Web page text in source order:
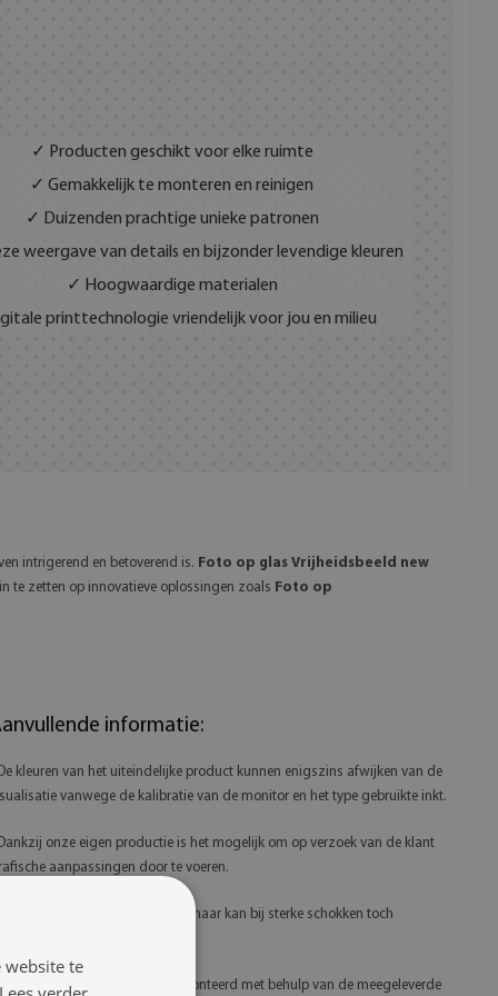
✓ Producten geschikt voor elke ruimte
✓ Gemakkelijk te monteren en reinigen
✓ Duizenden prachtige unieke patronen
weergave van details en bijzonder levendige kleuren
✓ Hoogwaardige materialen
printtechnologie vriendelijk voor jou en milieu
intrigerend en betoverend is. Foto op glas Vrijheidsbeeld new
te zetten op innovatieve oplossingen zoals Foto op
informatie:
kleuren van het uiteindelijke product kunnen enigszins afwijken van de
vanwege de kalibratie van de monitor en het type gebruikte inkt.
onze eigen productie is het mogelijk om op verzoek van de klant
aanpassingen door te voeren.
Gehard glas is zeer duurzaam, maar kan bij sterke schokken toch
worden het best gemonteerd met behulp van de meegeleverde
website te